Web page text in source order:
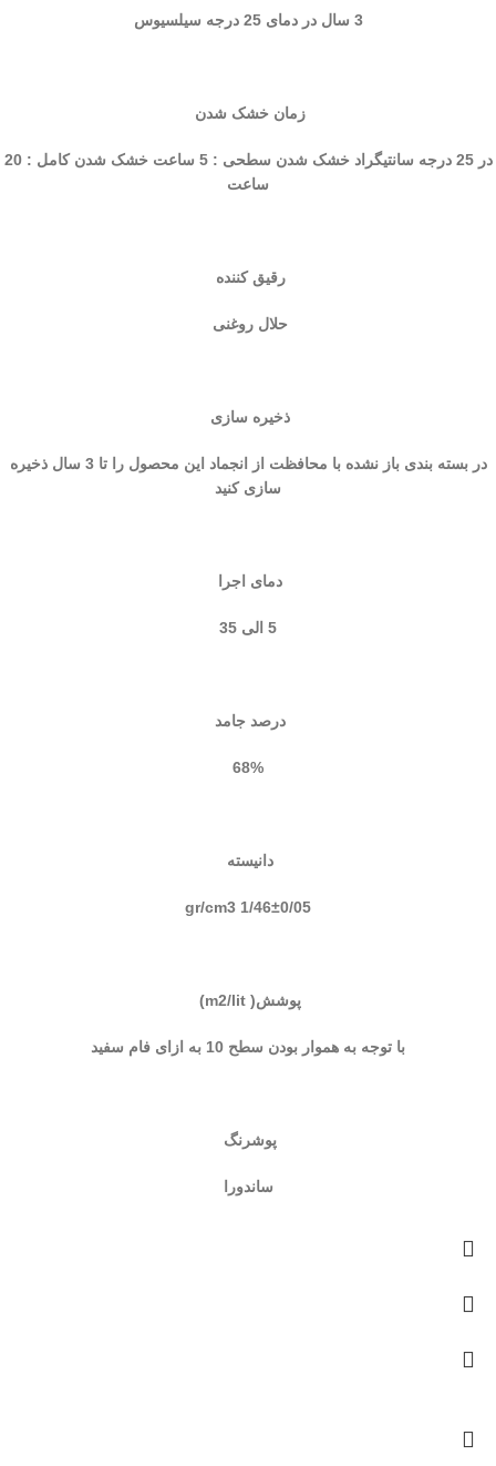
3 سال در دمای 25 درجه سیلسیوس
زمان خشک شدن
در 25 درجه سانتيگراد خشک شدن سطحی : 5 ساعت خشک شدن کامل : 20
ساعت
رقیق کننده
حلال روغنی
ذخیره سازی
در بسته بندی باز نشده با محافظت از انجماد این محصول را تا 3 سال ذخیره
سازی کنید
دمای اجرا
5 الی 35
درصد جامد
68%
دانیسته
1/46±0/05 gr/cm3
پوشش( m2/lit)
با توجه به هموار بودن سطح 10 به ازای فام سفید
پوشرنگ
ساندورا